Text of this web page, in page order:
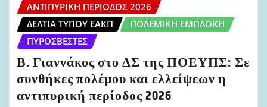
ΑΝΤΙΠΥΡΙΚΉ ΠΕΡΊΟΔΟΣ 2026
ΔΕΛΤΊΑ ΤΎΠΟΥ ΕΑΚΠ
ΠΟΛΕΜΙΚΉ ΕΜΠΛΟΚΉ
ΠΥΡΟΣΒΈΣΤΕΣ
Β. Γιαννάκος στο ΔΣ της ΠΟΕΥΠΣ: Σε
συνθήκες πολέμου και ελλείψεων η
αντιπυρική περίοδος 2026